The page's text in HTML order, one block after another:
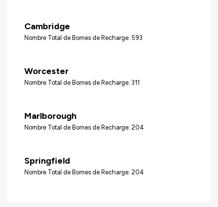
Cambridge
Nombre Total de Bornes de Recharge: 593
Worcester
Nombre Total de Bornes de Recharge: 311
Marlborough
Nombre Total de Bornes de Recharge: 204
Springfield
Nombre Total de Bornes de Recharge: 204